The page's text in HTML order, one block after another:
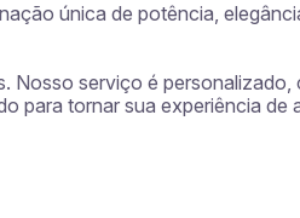
única de potência,
Nosso serviço é personalizado,
para tornar sua experiência de